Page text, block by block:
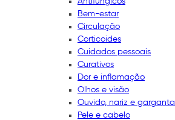
Bem-estar
Circulação
Corticoides
Cuidados pessoais
Curativos
Dor e inflamação
Olhos e visão
Ouvido, nariz e garganta
Pele e cabelo